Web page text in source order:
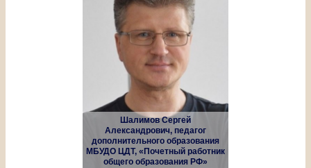
Шалимов Сергей
Александрович, педагог
дополнительного образования
МБУДО ЦДТ, «Почетный работник
общего образования РФ»